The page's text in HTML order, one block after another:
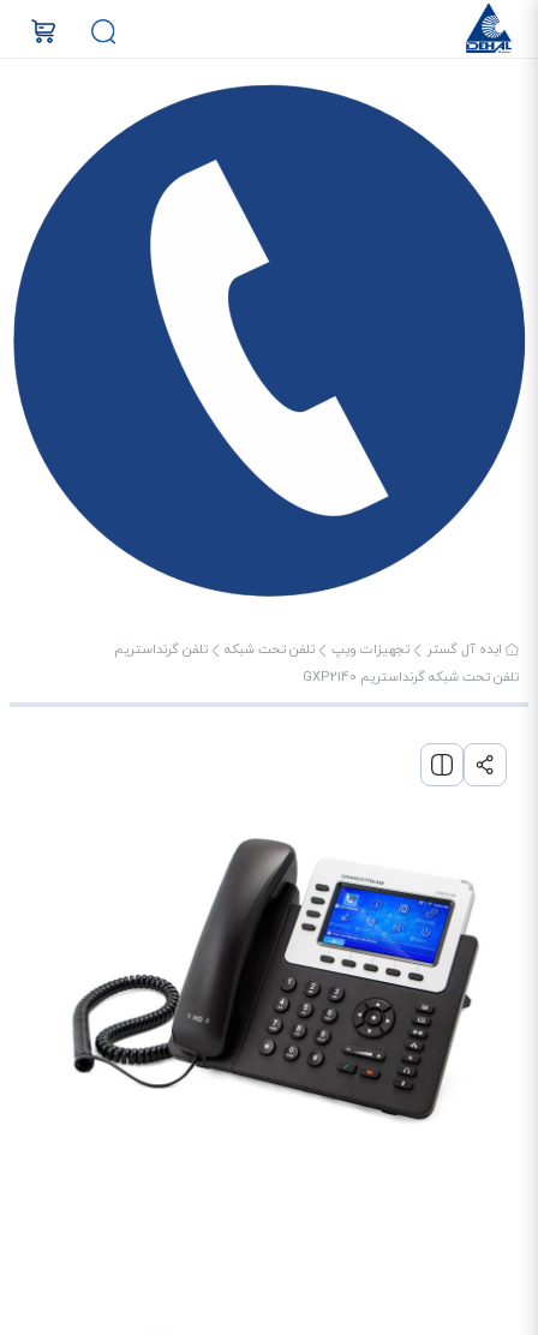
ایده آل گستر تجهیزات ویپ تلفن تحت شبکه
تلفن گرنداستریم
تلفن تحت شبکه گرنداستریم GXP2140